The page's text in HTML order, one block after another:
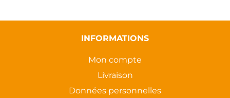
INFORMATIONS
Mon compte
Livraison
Données personnelles